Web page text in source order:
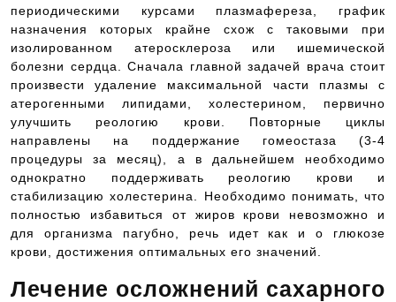
периодическими курсами плазмафереза, график
назначения которых крайне схож с таковыми при
изолированном атеросклероза или ишемической
болезни сердца. Сначала главной задачей врача стоит
произвести удаление максимальной части плазмы с
атерогенными липидами, холестерином, первично
улучшить реологию крови. Повторные циклы
направлены на поддержание гомеостаза (3-4
процедуры за месяц), а в дальнейшем необходимо
однократно поддерживать реологию крови и
стабилизацию холестерина. Необходимо понимать, что
полностью избавиться от жиров крови невозможно и
для организма пагубно, речь идет как и о глюкозе
крови, достижения оптимальных его значений.
Лечение осложнений сахарного